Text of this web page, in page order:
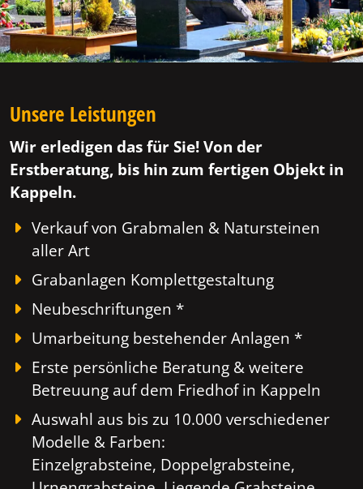
Unsere Leistungen
Wir erledigen das für Sie! Von der
Erstberatung, bis hin zum fertigen Objekt in
Kappeln.
Verkauf von Grabmalen & Natursteinen
aller Art
Grabanlagen Komplettgestaltung
Neubeschriftungen *
Umarbeitung bestehender Anlagen *
Erste persönliche Beratung & weitere
Betreuung auf dem Friedhof in Kappeln
Auswahl aus bis zu 10.000 verschiedener
Modelle & Farben:
Einzelgrabsteine, Doppelgrabsteine,